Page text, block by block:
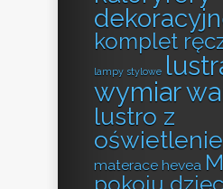
komplet
lampy stylowe
wymiar
lustro z
materace hevea